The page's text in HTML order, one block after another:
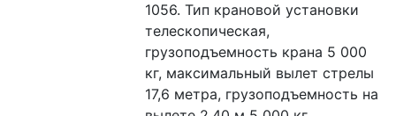
1056. Тип крановой установки
телескопическая,
грузоподъемность крана 5 000
кг, максимальный вылет стрелы
17,6 метра, грузоподъемность на